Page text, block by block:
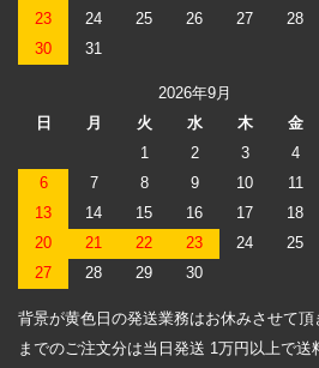
23
24 25 26 27 28
30
31
2026年9月
日
月 火 水 木 金
1
2 3 4
6
7 8 9 10 11
13
14 15 16 17 18
20
21 22 23 24 25
27
28 29 30
背景が黄色日の発送業務はお休みさせて
までのご注文分は当日発送 1万円以上で送